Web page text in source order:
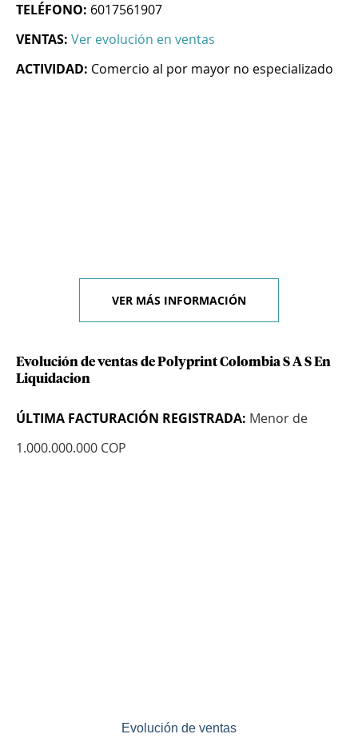
TELÉFONO: 6017561907
VENTAS: Ver evolución en ventas
ACTIVIDAD: Comercio al por mayor no especializado
VER MÁS INFORMACIÓN
Evolución de ventas de Polyprint Colombia S A S En
Liquidacion
ÚLTIMA FACTURACIÓN REGISTRADA: Menor de
1.000.000.000 COP
Evolución de ventas